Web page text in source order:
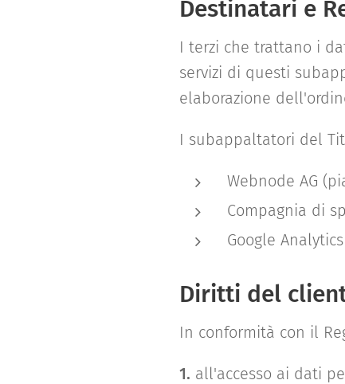
Destinatari e
I terzi che trattano i
servizi di questi
elaborazione
I subappaltatori del
Webnode AG
Compagnia di
Google
Diritti del
In conformità con il
1. all'accesso ai dati